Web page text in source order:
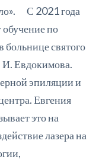
⠀ С 2021 года
по
больнице святого
Евдокимова.
эпиляции и
Евгения
это на
лазера на